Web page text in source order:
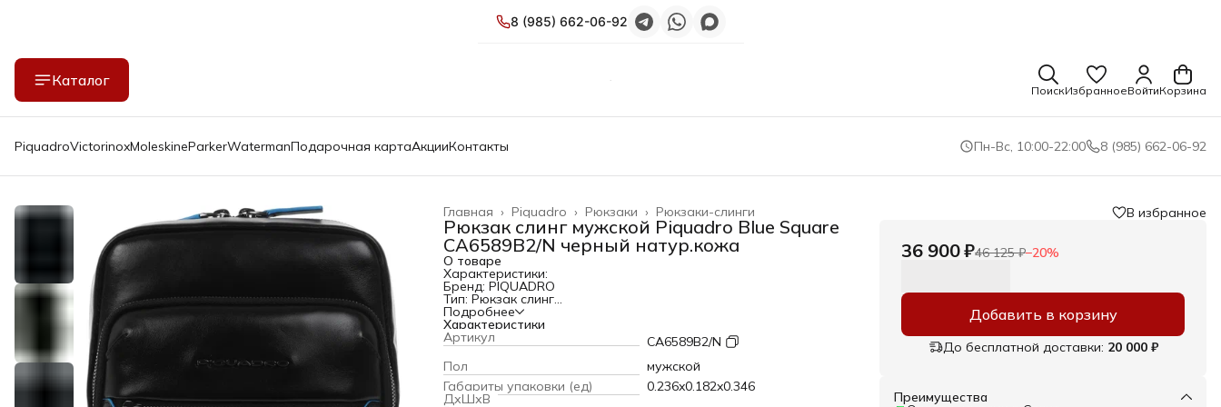
8 (985) 662-06-92
Каталог
ПоискИзбранноеВойтиКорзина
PiquadroVictorinoxMoleskineParkerWatermanПодарочная картаАкцииКонтакты Пн-Вс, 10:00-22:00 8 (985) 662-06-92
Рюкзаки-слинги
Рюкзаки ›
Piquadro ›
Главная ›
Рюкзак слинг мужской Piquadro Blue Square
CA6589B2/N черный натур.кожа
О товаре
Характеристики:
Бренд: PIQUADRO
Тип: Рюкзак слинг
PartNumber/Артикул Производителя: CA6589B2/N
Пол: мужской
Отделения для планшета: ДА
Отделение для ручки: ДА
Размер товара: 30.5x21x7см
Габариты упаковки (ед) ДхШхВ: 0.236x0.182x0.346 м
Вес упаковки (ед): 1.063 кг
Объем упаковки (ед): 0.014861392 м3
Подробнее
Характеристики
Артикул
CA6589B2/N
Пол
мужской
Габариты упаковки (ед)
ДхШхВ
0.236x0.182x0.346
В избранное
36 900 ₽46 125 ₽−20%
Добавить в корзину
До бесплатной доставки: 20 000 ₽
Преимущества